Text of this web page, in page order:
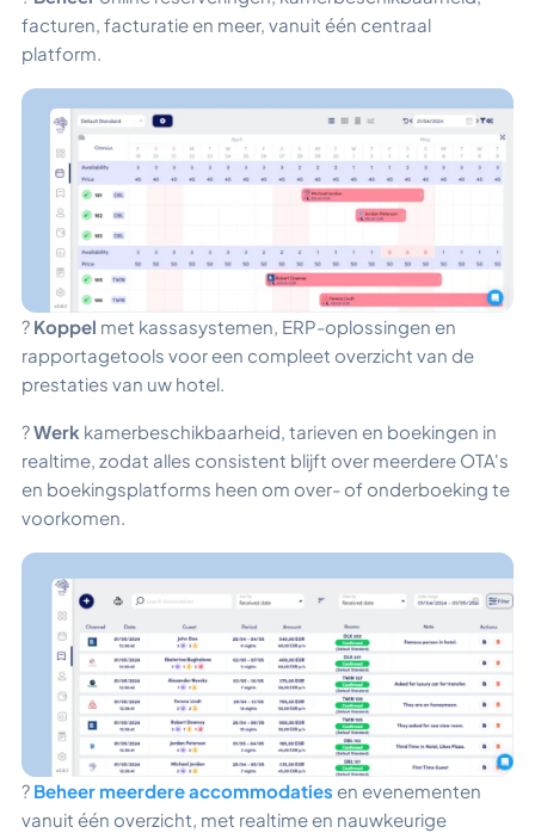
facturen, facturatie en meer, vanuit één centraal
platform.
? Koppel met kassasystemen, ERP-oplossingen en
rapportagetools voor een compleet overzicht van de
prestaties van uw hotel.
?Werk kamerbeschikbaarheid, tarieven en boekingen in
realtime, zodat alles consistent blijft over meerdere OTA's
en boekingsplatforms heen om over- of onderboeking te
voorkomen.
? Beheer meerdere accommodaties en evenementen
vanuit één overzicht, met realtime en nauwkeurige